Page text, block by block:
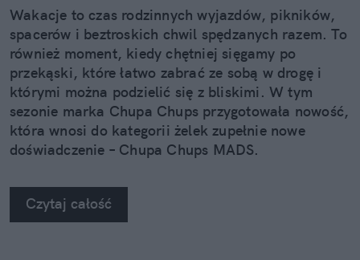
codziennych po wielkie wydarzenia na świecie,
dotykające społeczeństwa. Zawsze fascynowały
mnie też wciągające reportaże podróżnicze, które
czyta się jak dobrą książkę.
Wakacje to czas rodzinnych wyjazdów, pikników,
spacerów i beztroskich chwil spędzanych razem. To
również moment, kiedy chętniej sięgamy po
przekąski, które łatwo zabrać ze sobą w drogę i
którymi można podzielić się z bliskimi. W tym
sezonie marka Chupa Chups przygotowała nowość,
która wnosi do kategorii żelek zupełnie nowe
doświadczenie – Chupa Chups MADS.
Czytaj całość